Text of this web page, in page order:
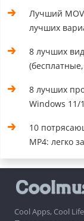
Лучший
лучших
8 лучших
8 лучших
Windows 11/
10
MP4: легко
Cool Apps, Cool